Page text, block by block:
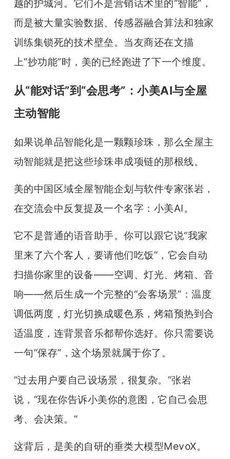
越的护城河。它们不是营销话术里的“智能”，
而是被大量实验数据、传感器融合算法和独家
训练集锁死的技术壁垒。当友商还在文描
上“抄功能”时，美的已经跑进了下一个维度。
从“能对话”到“会思考”：小美AI与全屋
主动智能
如果说单品智能化是一颗颗珍珠，那么全屋主
动智能就是把这些珍珠串成项链的那根线。
美的中国区域全屋智能企划与软件专家张岩，
在交流会中反复提及一个名字：小美AI。
它不是普通的语音助手。你可以跟它说“我家
里来了六个客人，要请他们吃饭”，它会自动
扫描你家里的设备——空调、灯光、烤箱、音
响——然后生成一个完整的“会客场景”：温度
调低两度，灯光切换成暖色系，烤箱预热到合
适温度，连背景音乐都帮你选好。你只需要说
一句“保存”，这个场景就属于你了。
“过去用户要自己设场景，很复杂。”张岩
说，“现在你告诉小美你的意图，它自己会思
考、会决策。”
这背后，是美的自研的垂类大模型MevoX。